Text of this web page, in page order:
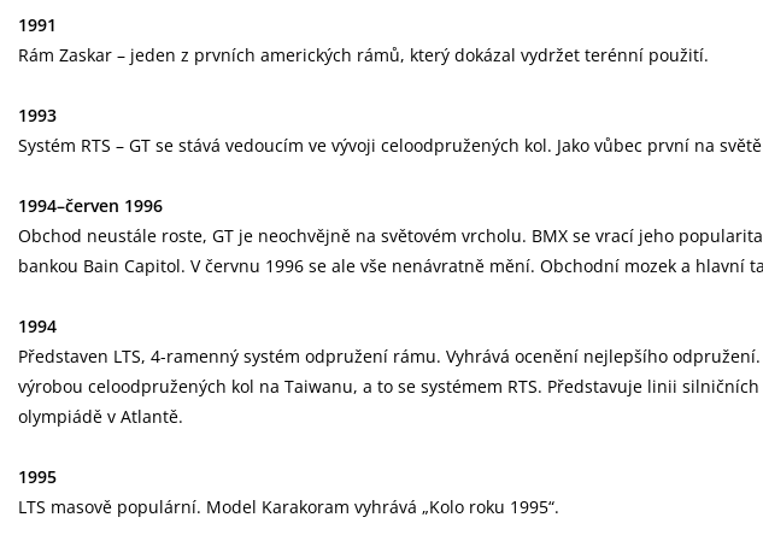
1991
Rám Zaskar – jeden z prvních amerických rámů, který dokázal vydržet terénní použití.
1993
Systém RTS – GT se stává vedoucím ve vývoji celoodpružených kol. Jako vůbec první na
1994–červen 1996
Obchod neustále roste, GT je neochvějně na světovém vrcholu. BMX se vrací jeho
bankou Bain Capitol. V červnu 1996 se ale vše nenávratně mění. Obchodní mozek a
1994
Představen LTS, 4-ramenný systém odpružení rámu. Vyhrává ocenění nejlepšího
výrobou celoodpružených kol na Taiwanu, a to se systémem RTS. Představuje linii
olympiádě v Atlantě.
1995
LTS masově populární. Model Karakoram vyhrává „Kolo roku 1995“.